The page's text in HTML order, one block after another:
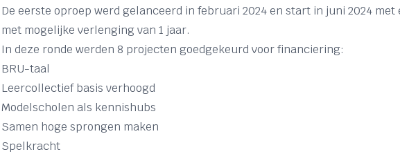
De eerste oproep werd gelanceerd in februari 2024 en start in juni 2024 met
met mogelijke verlenging van 1 jaar.
In deze ronde werden 8 projecten goedgekeurd voor financiering:
BRU-taal
Leercollectief basis verhoogd
Modelscholen als kennishubs
Samen hoge sprongen maken
Spelkracht